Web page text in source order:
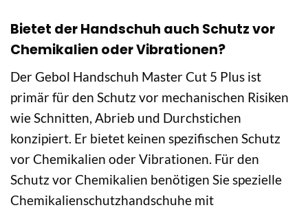
Bietet der Handschuh auch Schutz vor
Chemikalien oder Vibrationen?
Der Gebol Handschuh Master Cut 5 Plus ist
primär für den Schutz vor mechanischen Risiken
wie Schnitten, Abrieb und Durchstichen
konzipiert. Er bietet keinen spezifischen Schutz
vor Chemikalien oder Vibrationen. Für den
Schutz vor Chemikalien benötigen Sie spezielle
Chemikalienschutzhandschuhe mit